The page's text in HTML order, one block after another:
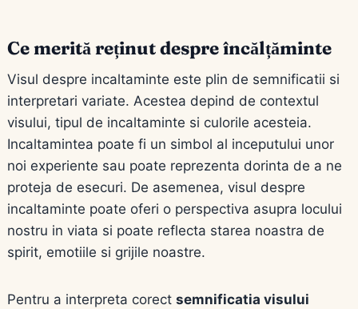
Ce merită reținut despre încălțăminte
Visul despre incaltaminte este plin de semnificatii si
interpretari variate. Acestea depind de contextul
visului, tipul de incaltaminte si culorile acesteia.
Incaltamintea poate fi un simbol al inceputului unor
noi experiente sau poate reprezenta dorinta de a ne
proteja de esecuri. De asemenea, visul despre
incaltaminte poate oferi o perspectiva asupra locului
nostru in viata si poate reflecta starea noastra de
spirit, emotiile si grijile noastre.
Pentru a interpreta corect semnificatia visului